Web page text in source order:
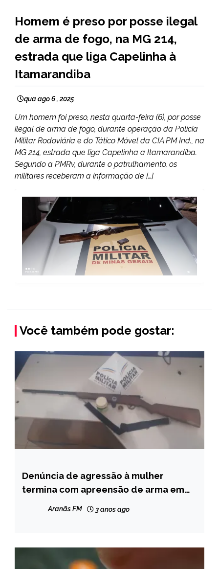
NOTÍCIAS
Homem é preso por posse ilegal
de arma de fogo, na MG 214,
estrada que liga Capelinha à
Itamarandiba
qua ago 6 , 2025
Um homem foi preso, nesta quarta-feira (6), por posse
ilegal de arma de fogo, durante operação da Polícia
Militar Rodoviária e do Tático Móvel da CIA PM Ind., na
MG 214, estrada que liga Capelinha a Itamarandiba.
Segundo a PMRv, durante o patrulhamento, os
militares receberam a informação de […]
Você também pode gostar:
MINAS
GERAIS
NOTÍCIAS
Denúncia de agressão à mulher
termina com apreensão de arma em
Aranãs FM 3 anos ago